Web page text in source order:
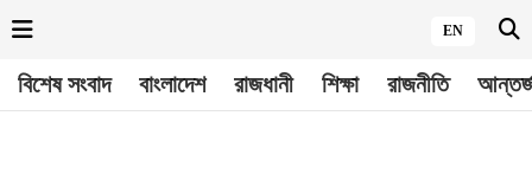
EN
বিশেষ সংবাদ বাংলাদেশ রাজধানী শিক্ষা রাজনীতি